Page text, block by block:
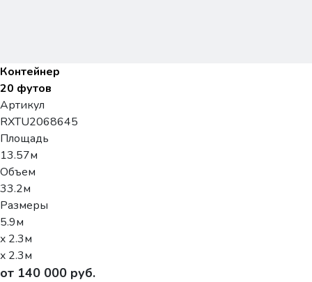
Контейнер
20 футов
Артикул
RXTU2068645
Площадь
13.57м
Объем
33.2м
Размеры
5.9м
x 2.3м
x 2.3м
от 140 000 руб.